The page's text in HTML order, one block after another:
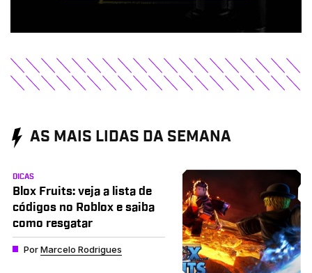
AS MAIS LIDAS DA SEMANA
DICAS
Blox Fruits: veja a lista de
códigos no Roblox e saiba
como resgatar
PorMarcelo Rodrigues